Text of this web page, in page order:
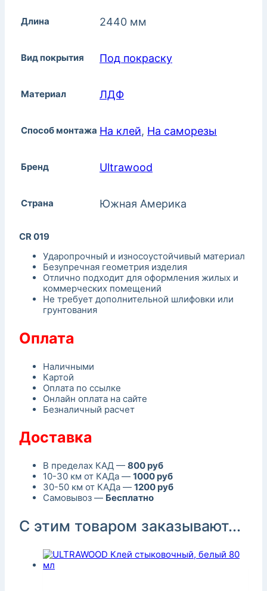
Длина 2440 мм
Вид покрытия Под покраску
Материал ЛДФ
Способ монтажа На клей, На саморезы
Бренд Ultrawood
Страна Южная Америка
CR 019
Ударопрочный и износоустойчивый материал
Безупречная геометрия изделия
Отлично подходит для оформления жилых и
коммерческих помещений
Не требует дополнительной шлифовки или
грунтования
Оплата
Наличными
Картой
Оплата по ссылке
Онлайн оплата на сайте
Безналичный расчет
Доставка
В пределах КАД — 800 руб
10-30 км от КАДа — 1000 руб
30-50 км от КАДа — 1200 руб
Самовывоз — Бесплатно
С этим товаром заказывают...